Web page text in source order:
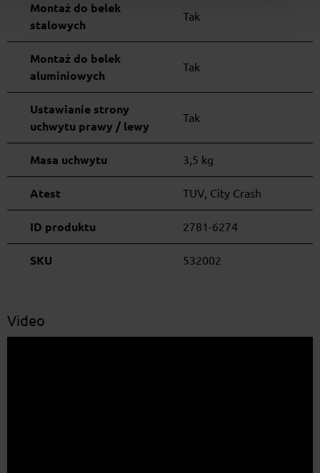
Montaż do belek
stalowych
Tak
Montaż do belek
aluminiowych
Tak
Ustawianie strony
uchwytu prawy / lewy
Tak
Masa uchwytu 3,5 kg
Atest TUV, City Crash
ID produktu 2781-6274
SKU 532002
Video